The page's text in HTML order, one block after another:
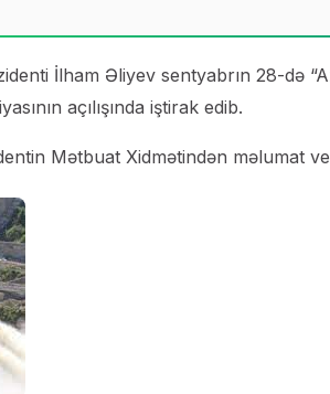
İlham Əliyev sentyabrın 28-də
açılışında iştirak edib.
Mətbuat Xidmətindən məlumat